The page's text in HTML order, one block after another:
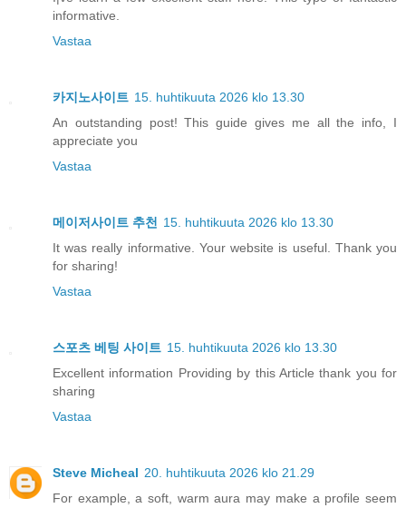
informative.
Vastaa
카지노사이트 15. huhtikuuta 2026 klo 13.30
An outstanding post! This guide gives me all the info, I
appreciate you
Vastaa
메이저사이트 추천 15. huhtikuuta 2026 klo 13.30
It was really informative. Your website is useful. Thank you
for sharing!
Vastaa
스포츠 베팅 사이트 15. huhtikuuta 2026 klo 13.30
Excellent information Providing by this Article thank you for
sharing
Vastaa
Steve Micheal 20. huhtikuuta 2026 klo 21.29
For example, a soft, warm aura may make a profile seem